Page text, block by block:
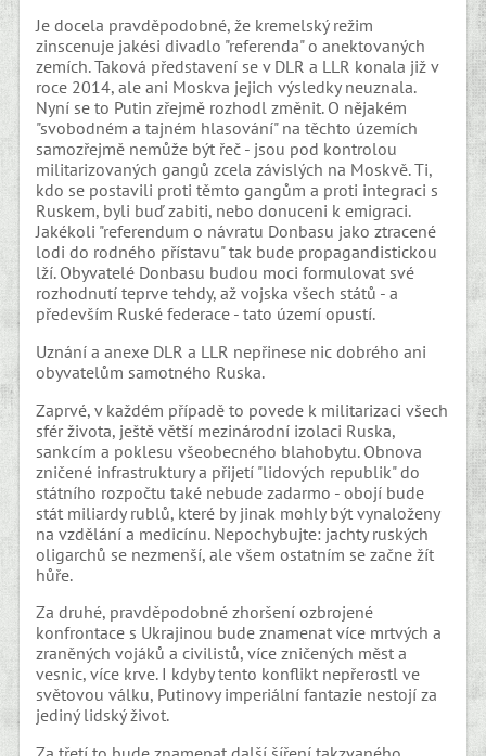
Je docela pravděpodobné, že kremelský režim
zinscenuje jakési divadlo "referenda" o anektovaných
zemích. Taková představení se v DLR a LLR konala již v
roce 2014, ale ani Moskva jejich výsledky neuznala.
Nyní se to Putin zřejmě rozhodl změnit. O nějakém
"svobodném a tajném hlasování" na těchto územích
samozřejmě nemůže být řeč - jsou pod kontrolou
militarizovaných gangů zcela závislých na Moskvě. Ti,
kdo se postavili proti těmto gangům a proti integraci s
Ruskem, byli buď zabiti, nebo donuceni k emigraci.
Jakékoli "referendum o návratu Donbasu jako ztracené
lodi do rodného přístavu" tak bude propagandistickou
lží. Obyvatelé Donbasu budou moci formulovat své
rozhodnutí teprve tehdy, až vojska všech států - a
především Ruské federace - tato území opustí.
Uznání a anexe DLR a LLR nepřinese nic dobrého ani
obyvatelům samotného Ruska.
Zaprvé, v každém případě to povede k militarizaci všech
sfér života, ještě větší mezinárodní izolaci Ruska,
sankcím a poklesu všeobecného blahobytu. Obnova
zničené infrastruktury a přijetí "lidových republik" do
státního rozpočtu také nebude zadarmo - obojí bude
stát miliardy rublů, které by jinak mohly být vynaloženy
na vzdělání a medicínu. Nepochybujte: jachty ruských
oligarchů se nezmenší, ale všem ostatním se začne žít
hůře.
Za druhé, pravděpodobné zhoršení ozbrojené
konfrontace s Ukrajinou bude znamenat více mrtvých a
zraněných vojáků a civilistů, více zničených měst a
vesnic, více krve. I kdyby tento konflikt nepřerostl ve
světovou válku, Putinovy imperiální fantazie nestojí za
jediný lidský život.